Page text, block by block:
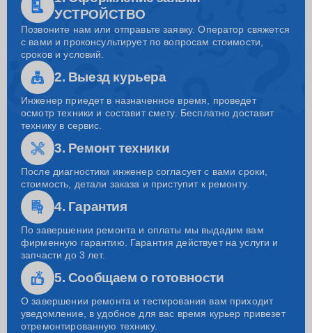
УСТРОЙСТВО
Позвоните нам или отправьте заявку. Оператор свяжется
с вами и проконсультирует по вопросам стоимости,
сроков и условий.
2. Выезд курьера
Инженер приедет в назначенное время, проведет
осмотр техники и составит смету. Бесплатно доставит
технику в сервис.
3. Ремонт техники
После диагностики инженер согласует с вами сроки,
стоимость, детали заказа и приступит к ремонту.
4. Гарантия
По завершении ремонта и оплаты мы выдадим вам
фирменную гарантию. Гарантия действует на услуги и
запчасти до 3 лет.
5. Сообщаем о готовности
О завершении ремонта и тестирования вам приходит
уведомление, в удобное для вас время курьер привезет
отремонтированную технику.